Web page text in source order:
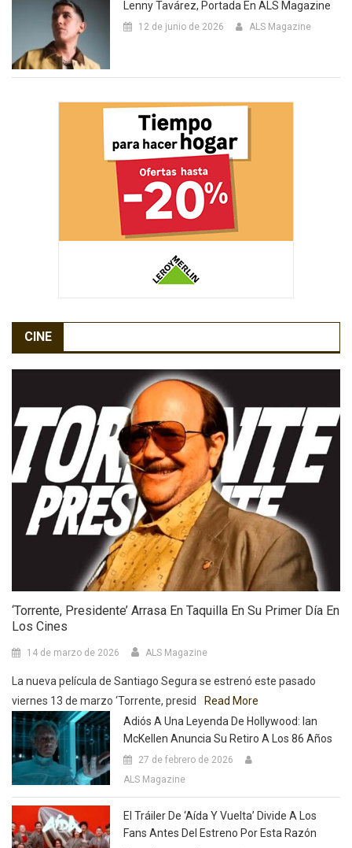
Lenny Tavárez, Portada En ALS Magazine
12 de junio de 2026 ALS Magazine
CINE
‘Torrente, Presidente’ Arrasa En Taquilla En Su Primer Día En
Los Cines
14 de marzo de 2026 ALS Magazine
La nueva película de Santiago Segura se estrenó este pasado
viernes 13 de marzo ‘Torrente, presid
Read More
Adiós A Una Leyenda De Hollywood: Ian
McKellen Anuncia Su Retiro A Los 86 Años
27 de febrero de 2026
ALS Magazine
El Tráiler De ‘Aída Y Vuelta’ Divide A Los
Fans Antes Del Estreno Por Esta Razón